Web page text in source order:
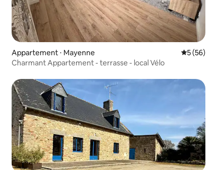
Appartement ⋅ Mayenne
5 (56)
Charmant Appartement - terrasse - local Vélo